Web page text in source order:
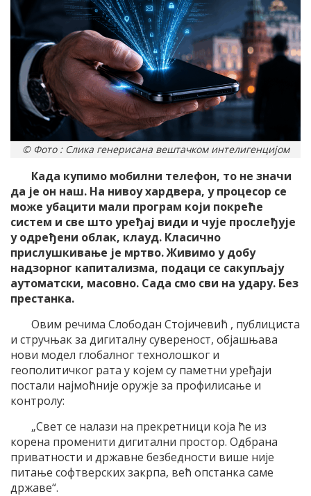
© Фото : Слика генерисана вештачком интелигенцијом
Када купимо мобилни телефон, то не значи
да је он наш. На нивоу хардвера, у процесор се
може убацити мали програм који покреће
систем и све што уређај види и чује прослеђује
у одређени облак, клауд. Класично
прислушкивање је мртво. Живимо у добу
надзорног капитализма, подаци се сакупљају
аутоматски, масовно. Сада смо сви на удару. Без
престанка.
Овим речима Слободан Стојичевић , публициста
и стручњак за дигиталну сувереност, објашњава
нови модел глобалног технолошког и
геополитичког рата у којем су паметни уређаји
постали најмоћније оружје за профилисање и
контролу:
„Свет се налази на прекретници која ће из
корена променити дигитални простор. Одбрана
приватности и државне безбедности више није
питање софтверских закрпа, већ опстанка саме
државе“.